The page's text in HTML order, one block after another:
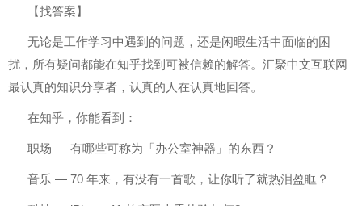
【找答案】
无论是工作学习中遇到的问题，还是闲暇生活中面临的困
扰，所有疑问都能在知乎找到可被信赖的解答。汇聚中文互联网
最认真的知识分享者，认真的人在认真地回答。
在知乎，你能看到：
职场 — 有哪些可称为「办公室神器」的东西？
音乐 — 70 年来，有没有一首歌，让你听了就热泪盈眶？